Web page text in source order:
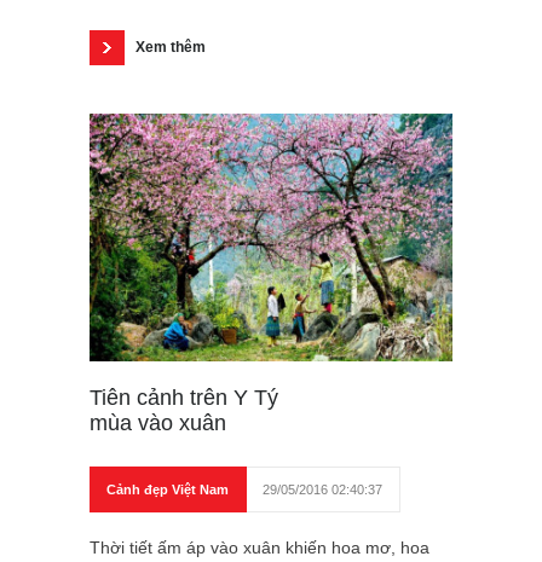
Xem thêm
Tiên cảnh trên Y Tý
mùa vào xuân
Cảnh đẹp Việt Nam 29/05/2016 02:40:37
Thời tiết ấm áp vào xuân khiến hoa mơ, hoa